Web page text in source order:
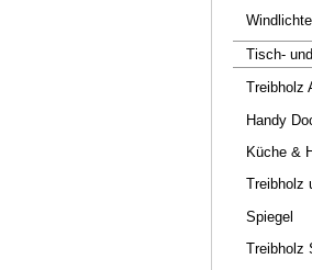
Tisch-
Treibholz
Handy
Küche &
Treibholz
Spiegel
Treibholz